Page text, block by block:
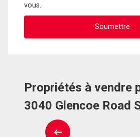
vous.
Propriétés à vendre
3040 Glencoe Road